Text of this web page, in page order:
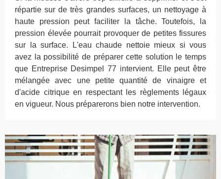
répartie sur de très grandes surfaces, un nettoyage à
haute pression peut faciliter la tâche. Toutefois, la
pression élevée pourrait provoquer de petites fissures
sur la surface. L'eau chaude nettoie mieux si vous
avez la possibilité de préparer cette solution le temps
que Entreprise Desimpel 77 intervient. Elle peut être
mélangée avec une petite quantité de vinaigre et
d'acide citrique en respectant les règlements légaux
en vigueur. Nous préparerons bien notre intervention.